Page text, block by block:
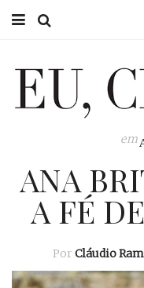
EU CLÁUDIO
EU NA TV
EU, PAI
em
ANA
A FÉ
Por Cláudio